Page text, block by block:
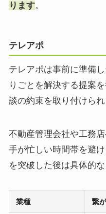
ります。
テレアポ
テレアポは事前に準備
りごとを解決する提案
談の約束を取り付けられ
不動産管理会社や工務
手が忙しい時間帯を避
を突破した後は具体的
業種 繋